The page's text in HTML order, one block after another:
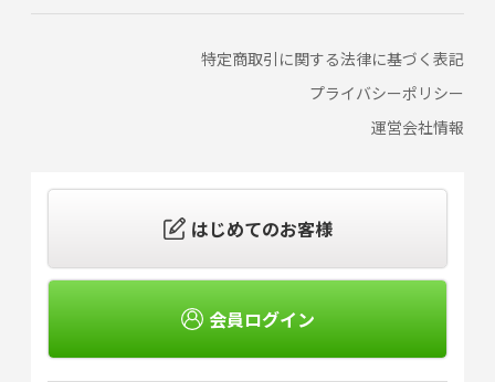
特定商取引に関する法律に基づく表記
プライバシーポリシー
運営会社情報
はじめてのお客様
会員ログイン